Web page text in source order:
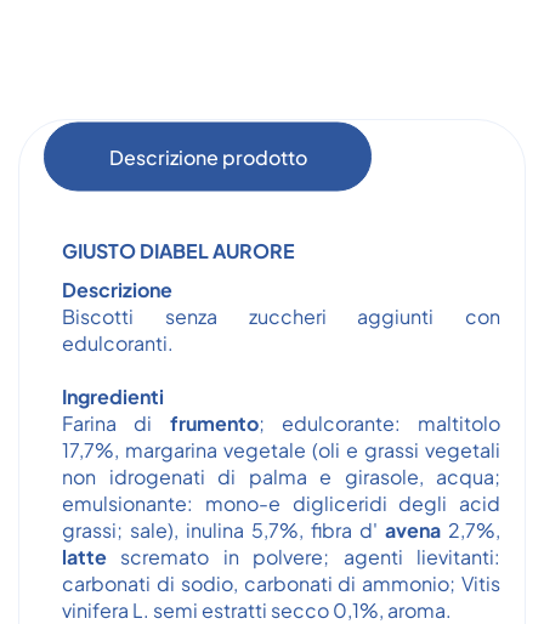
Descrizione prodotto
GIUSTO DIABEL AURORE
Descrizione
Biscotti senza zuccheri aggiunti con
edulcoranti.
Ingredienti
Farina di frumento; edulcorante: maltitolo
17,7%, margarina vegetale (oli e grassi vegetali
non idrogenati di palma e girasole, acqua;
emulsionante: mono-e digliceridi degli acid
grassi; sale), inulina 5,7%, fibra d' avena 2,7%,
latte scremato in polvere; agenti lievitanti:
carbonati di sodio, carbonati di ammonio; Vitis
vinifera L. semi estratti secco 0,1%, aroma.